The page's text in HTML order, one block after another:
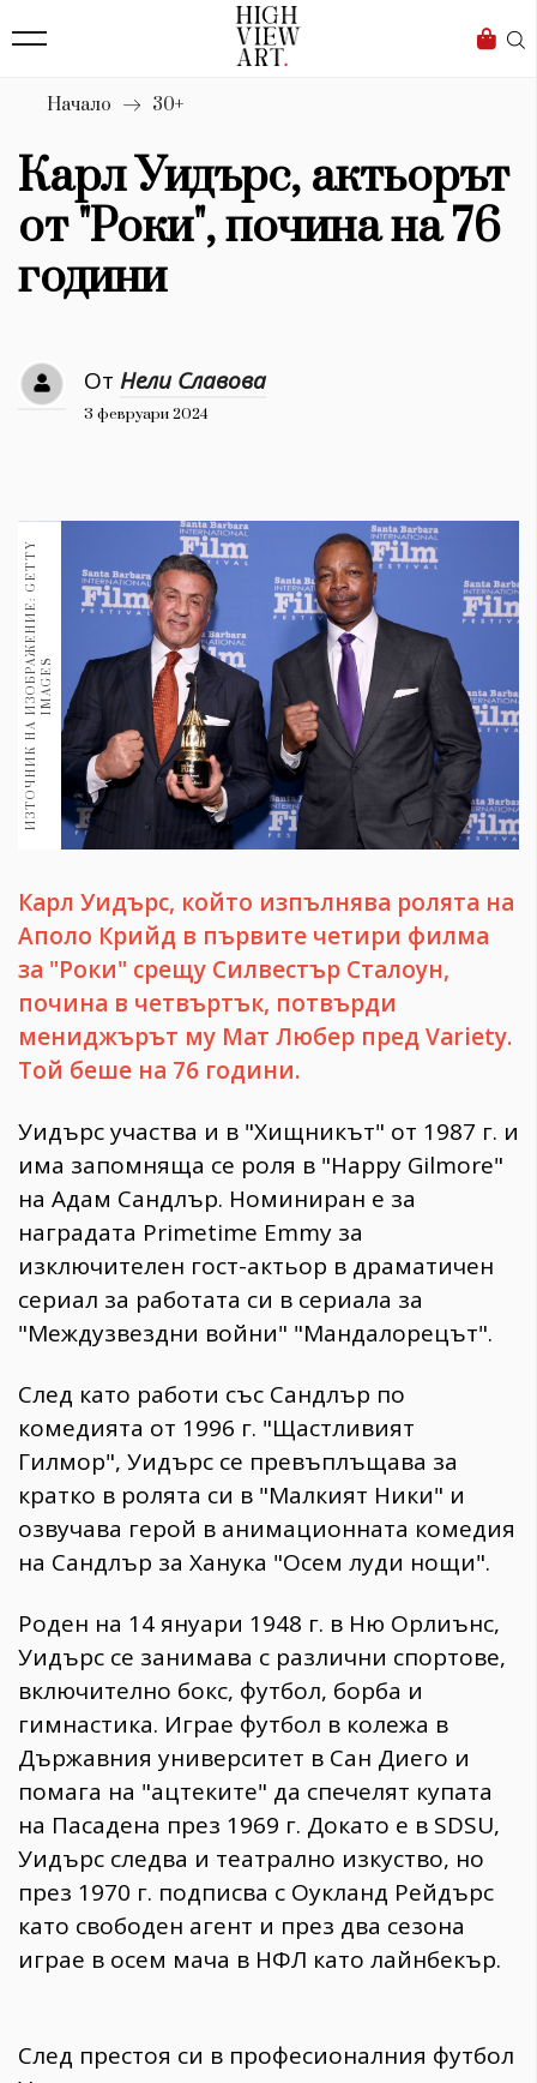
Бизнес
Мода
Dialogue
Изкуство
4340
Красота
Дизайн
Книги
30+
Гурме 1710
Пътувай
237
Здраве 389
Gentlemen
Wellness
1817
ПОСЛЕДВАЙТЕ
НИ
Начало 30+
Карл Уидърс, актьорът
от "Роки", почина на 76
години
От Нели Славова
3 февруари 2024
И
З
Т
О
Ч
Н
И
К
Н
А
И
З
О
Б
РА
Ж
Е
Н
И
Е
:
G
E
T
T
Y
I
M
A
G
ES
Карл Уидърс, който изпълнява ролята на
Аполо Крийд в първите четири филма
за "Роки" срещу Силвестър Сталоун,
почина в четвъртък, потвърди
мениджърът му Мат Любер пред Variety.
Той беше на 76 години.
Уидърс участва и в "Хищникът" от 1987 г. и
има запомняща се роля в "Happy Gilmore"
на Адам Сандлър. Номиниран е за
наградата Primetime Emmy за
изключителен гост-актьор в драматичен
сериал за работата си в сериала за
"Междузвездни войни" "Мандалорецът".
След като работи със Сандлър по
комедията от 1996 г. "Щастливият
Гилмор", Уидърс се превъплъщава за
кратко в ролята си в "Малкият Ники" и
озвучава герой в анимационната комедия
на Сандлър за Ханука "Осем луди нощи".
Роден на 14 януари 1948 г. в Ню Орлиънс,
Уидърс се занимава с различни спортове,
включително бокс, футбол, борба и
гимнастика. Играе футбол в колежа в
Държавния университет в Сан Диего и
помага на "ацтеките" да спечелят купата
на Пасадена през 1969 г. Докато е в SDSU,
Уидърс следва и театрално изкуство, но
през 1970 г. подписва с Оукланд Рейдърс
като свободен агент и през два сезона
играе в осем мача в НФЛ като лайнбекър.
След престоя си в професионалния футбол